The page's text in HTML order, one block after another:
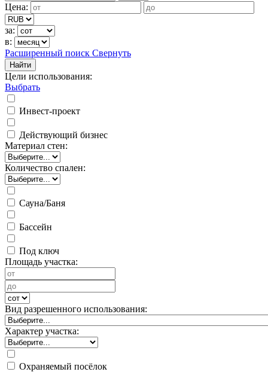
Цена:
за:
в:
Расширенный поиск Свернуть
Найти
Цели использования:
Выбрать
Инвест-проект
Действующий бизнес
Материал стен:
Количество спален:
Сауна/Баня
Бассейн
Под ключ
Площадь участка:
Вид разрешенного использования:
Характер участка:
Охраняемый посёлок